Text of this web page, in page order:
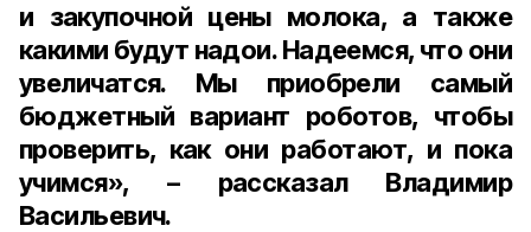
и закупочной цены молока, а также
какими будут надои. Надеемся, что они
увеличатся. Мы приобрели самый
бюджетный вариант роботов, чтобы
проверить, как они работают, и пока
учимся», – рассказал Владимир
Васильевич.